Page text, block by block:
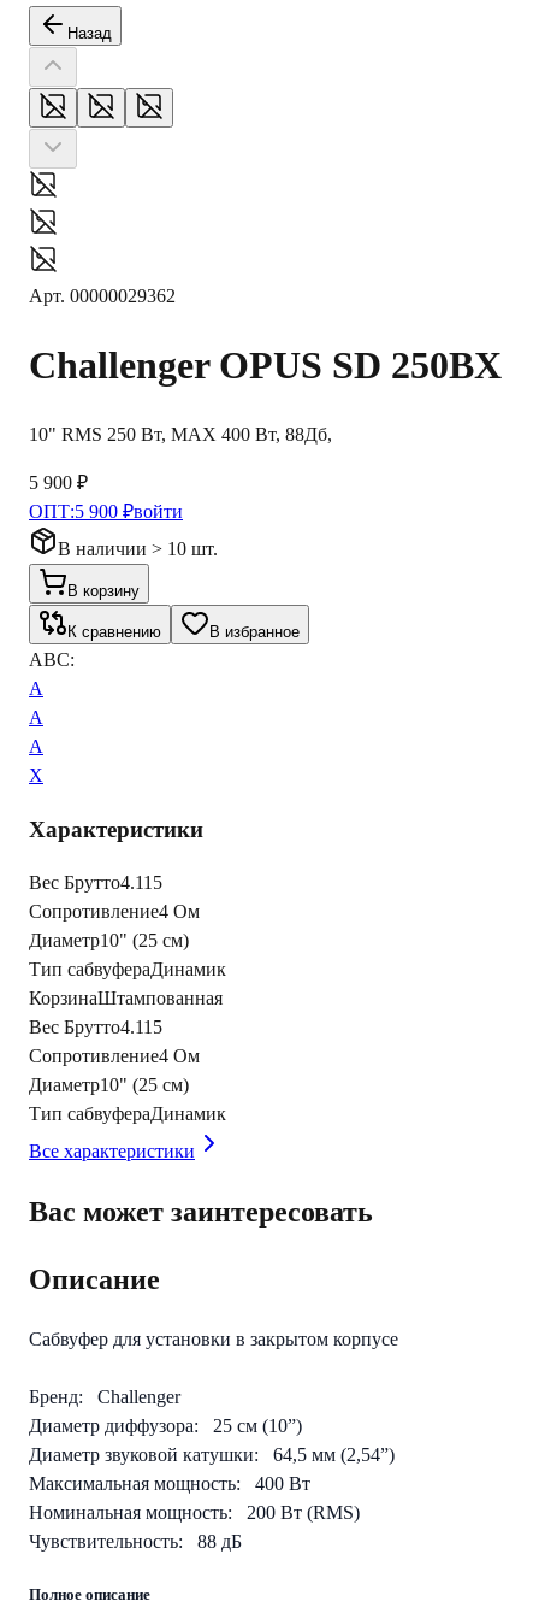
Назад
Арт. 00000029362
Challenger OPUS SD 250BX
10" RMS 250 Вт, MAX 400 Вт, 88Дб,
5 900 ₽
ОПТ:5 900 ₽войти
В наличии > 10 шт.
В корзину
К сравнению В избранное
ABC:
A
A
A
X
Характеристики
Вес Брутто4.115
Сопротивление4 Ом
Диаметр10" (25 см)
Тип сабвуфераДинамик
КорзинаШтампованная
Вес Брутто4.115
Сопротивление4 Ом
Диаметр10" (25 см)
Тип сабвуфераДинамик
Все характеристики
Вас может заинтересовать
Описание
Сабвуфер для установки в закрытом корпусе
Бренд: Сhallenger
Диаметр диффузора: 25 см (10”)
Диаметр звуковой катушки: 64,5 мм (2,54”)
Максимальная мощность: 400 Вт
Номинальная мощность: 200 Вт (RMS)
Чувствительность: 88 дБ
Полное описание